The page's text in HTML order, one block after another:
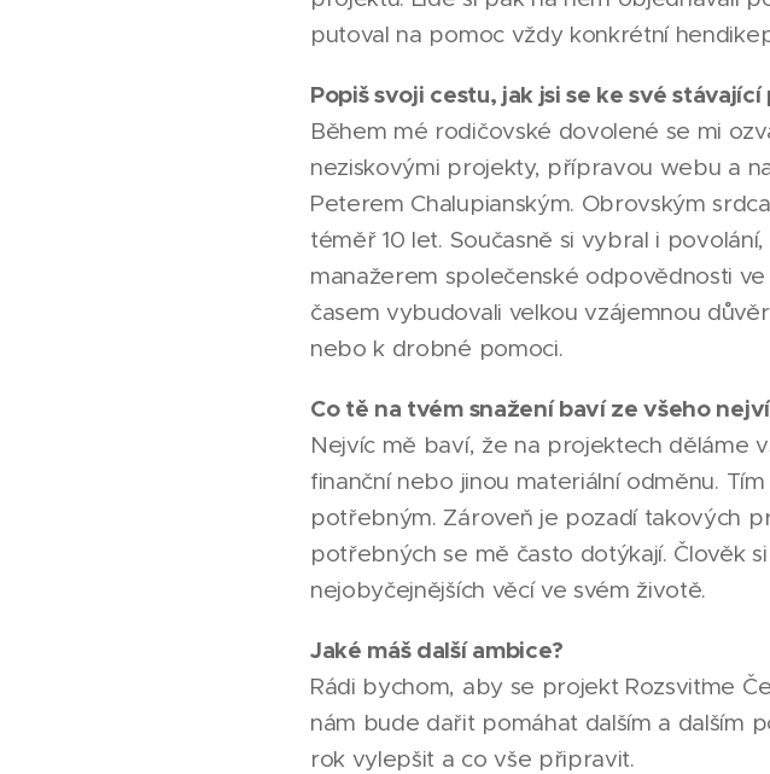
putoval na pomoc vždy konkrétní
Popiš svoji cestu, jak jsi se ke své
Během mé rodičovské dovolené se mi
neziskovými projekty, přípravou webu a
Peterem Chalupianským. Obrovským
téměř 10 let. Současně si vybral i
manažerem společenské odpovědnosti
časem vybudovali velkou vzájemnou
nebo k drobné pomoci.
Co tě na tvém snažení baví ze všeho
Nejvíc mě baví, že na projektech děláme
finanční nebo jinou materiální odměnu.
potřebným. Zároveň je pozadí takových
potřebných se mě často dotýkají. Člověk
nejobyčejnějších věcí ve svém životě.
Jaké máš další ambice?
Rádi bychom, aby se projekt Rozsviťme
nám bude dařit pomáhat dalším a dalším
rok vylepšit a co vše připravit.